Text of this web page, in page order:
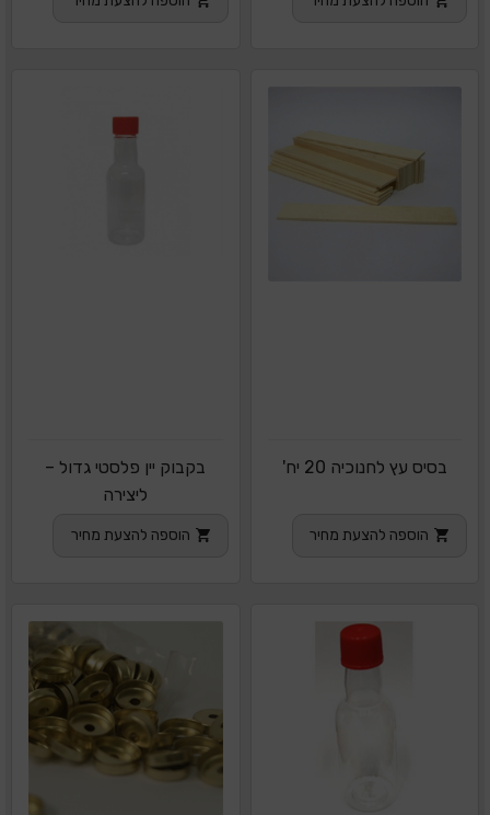
בסיס עץ לחנוכיה 20 יח'
הוספה להצעת מחיר
בקבוק יין פלסטי גדול –
ליצירה
הוספה להצעת מחיר